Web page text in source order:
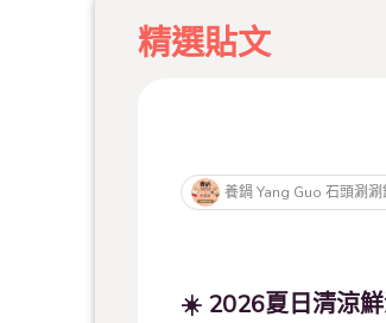
精選貼文
養鍋 Yang Guo 石頭涮
☀️ 2026夏日清涼鮮